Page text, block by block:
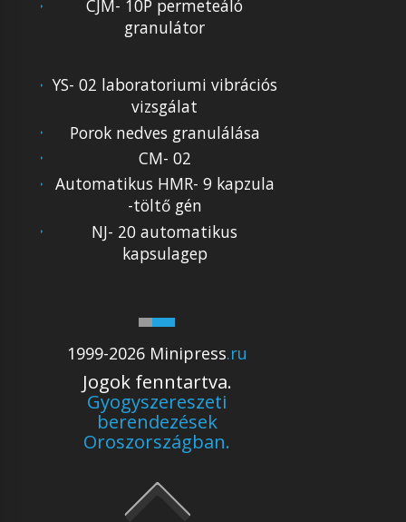
CJM- 10P permeteáló
granulátor
1999-2026 Minipress.ru
Jogok fenntartva.
Gyogyszereszeti
berendezések
Oroszországban.
YS- 02 laboratoriumi vibrációs
vizsgálat
Porok nedves granulálása
CM- 02
Automatikus HMR- 9 kapzula
-töltő gén
NJ- 20 automatikus
kapsulagep